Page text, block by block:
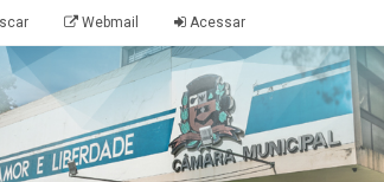
Acessar
Webmail